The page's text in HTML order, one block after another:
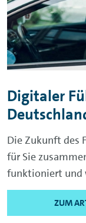
Digitaler
Die Zukunft des
für Sie
funktioniert und
ZUM